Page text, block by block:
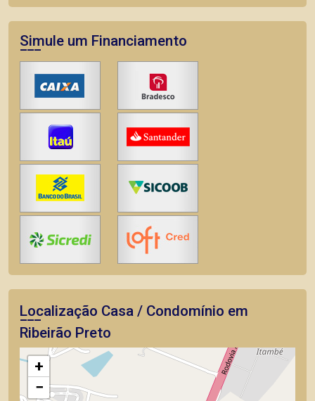
Simule um Financiamento
Localização Casa / Condomínio em
Ribeirão Preto
+
−